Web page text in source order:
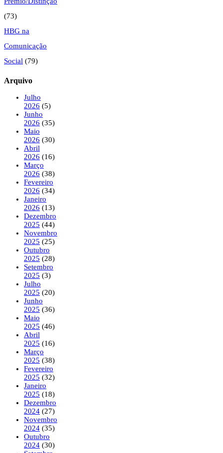
(73)
HBG na
Comunicação
Social (79)
Arquivo
Julho
2026 (5)
Junho
2026 (35)
Maio
2026 (30)
Abril
2026 (16)
Março
2026 (38)
Fevereiro
2026 (34)
Janeiro
2026 (13)
Dezembro
2025 (44)
Novembro
2025 (25)
Outubro
2025 (28)
Setembro
2025 (3)
Julho
2025 (20)
Junho
2025 (36)
Maio
2025 (46)
Abril
2025 (16)
Março
2025 (38)
Fevereiro
2025 (32)
Janeiro
2025 (18)
Dezembro
2024 (27)
Novembro
2024 (35)
Outubro
2024 (30)